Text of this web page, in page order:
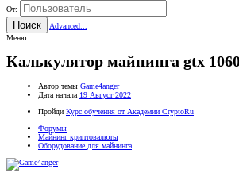
От:
Поиск
Advanced...
Меню
Калькулятор майнинга gtx
Автор темы Game4anger
Дата начала 19 Август 2022
Пройди Курс обучения от Академии CryptoRu
Форумы
Майнинг криптовалюты
Оборудование для майнинга